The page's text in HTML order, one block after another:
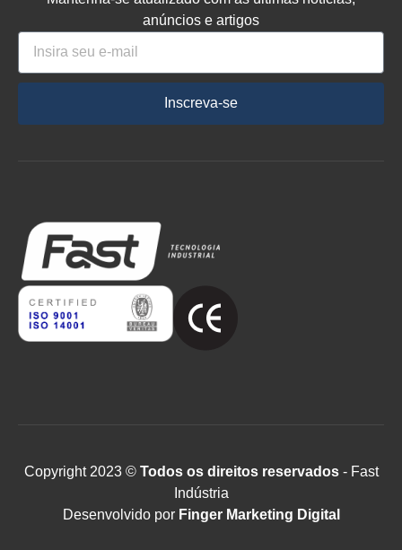
anúncios e artigos
Inscreva-se
Copyright 2023 ©Todos os direitos reservados- Fast
Indústria
Desenvolvido por Finger Marketing Digital